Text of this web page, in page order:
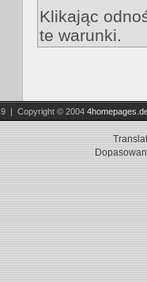
Klikając
te warunki.
| Copyright © 2004